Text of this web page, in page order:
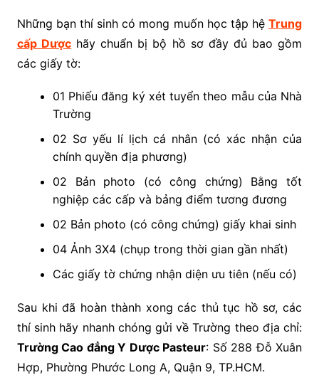
Những bạn thí sinh có mong muốn học tập hệTrung
cấp Dược hãy chuẩn bị bộ hồ sơ đầy đủ bao gồm
các giấy tờ:
01 Phiếu đăng ký xét tuyển theo mẫu của Nhà
Trường
02 Sơ yếu lí lịch cá nhân (có xác nhận của
chính quyền địa phương)
02 Bản photo (có công chứng) Bằng tốt
nghiệp các cấp và bảng điểm tương đương
02 Bản photo (có công chứng) giấy khai sinh
04 Ảnh 3X4 (chụp trong thời gian gần nhất)
Các giấy tờ chứng nhận diện ưu tiên (nếu có)
Sau khi đã hoàn thành xong các thủ tục hồ sơ, các
thí sinh hãy nhanh chóng gửi về Trường theo địa chỉ:
Trường Cao đẳng Y Dược Pasteur: Số 288 Đỗ Xuân
Hợp, Phường Phước Long A, Quận 9, TP.HCM.